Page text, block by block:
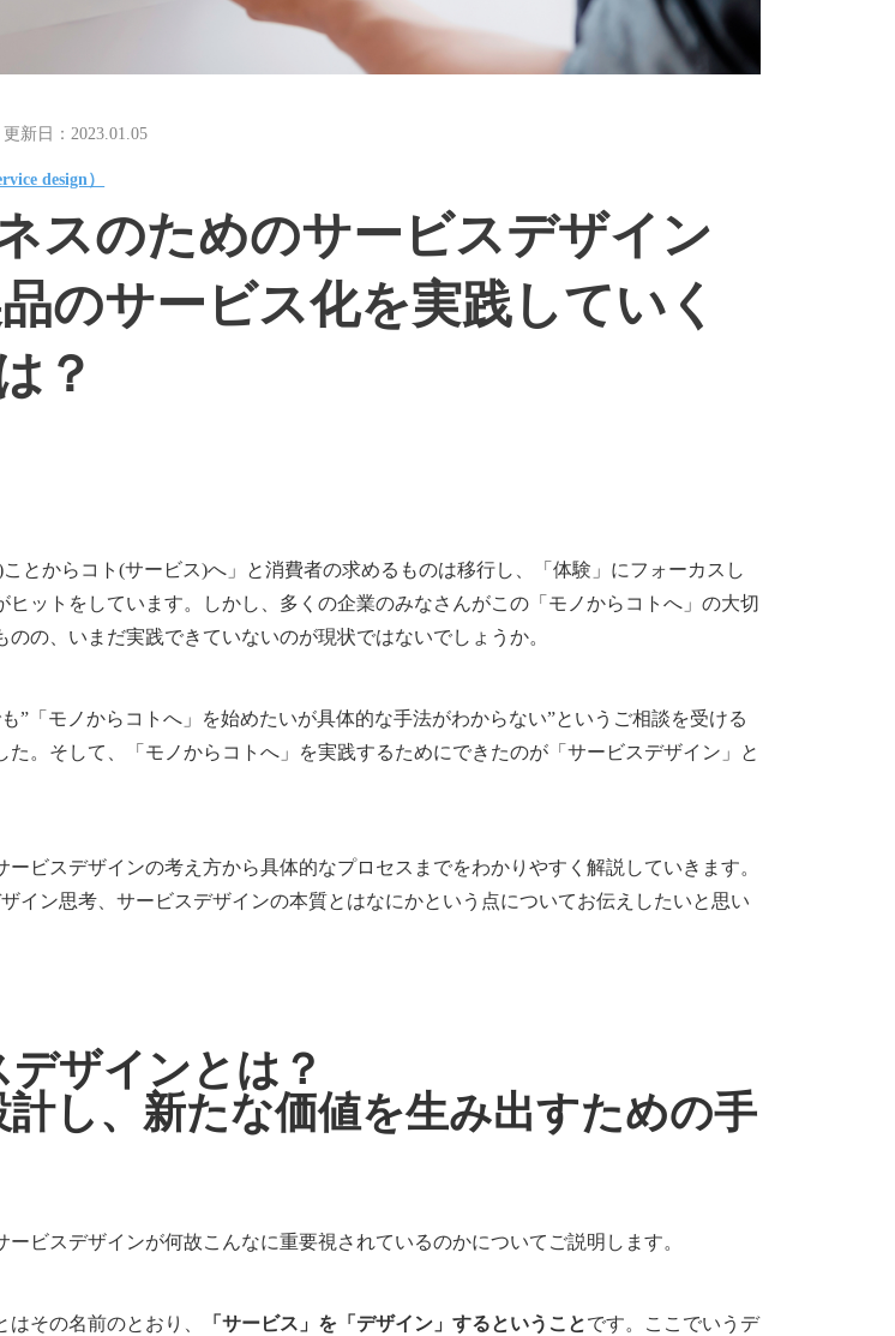
新日：2023.01.05
design）
ネスのためのサービスデザイン
のサービス化を実践していく
？
とからコト(サービス)へ」と消費者の求めるものは移行し、「体験」にフォーカスし
ヒットをしています。しかし、多くの企業のみなさんがこの「モノからコトへ」の大切
のの、いまだ実践できていないのが現状ではないでしょうか。
”「モノからコトへ」を始めたいが具体的な手法がわからない”というご相談を受ける
た。そして、「モノからコトへ」を実践するためにできたのが「サービスデザイン」と
ービスデザインの考え方から具体的なプロセスまでをわかりやすく解説していきます。
イン思考、サービスデザインの本質とはなにかという点についてお伝えしたいと思い
ザインとは？
計し、新たな価値を生み出すための手
ービスデザインが何故こんなに重要視されているのかについてご説明します。
その名前のとおり、 「サービス」を「デザイン」するということです。ここでいうデ